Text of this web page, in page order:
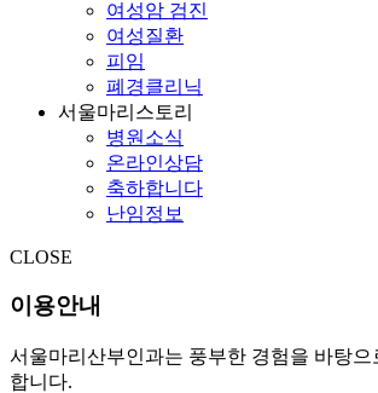
여성암 검진
여성질환
피임
폐경클리닉
서울마리스토리
병원소식
온라인상담
축하합니다
난임정보
CLOSE
이용안내
서울마리산부인과는 풍부한 경험을 바탕으
합니다.